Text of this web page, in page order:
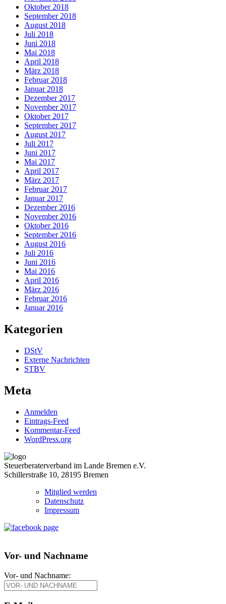
Oktober 2018
September 2018
August 2018
Juli 2018
Juni 2018
Mai 2018
April 2018
März 2018
Februar 2018
Januar 2018
Dezember 2017
November 2017
Oktober 2017
September 2017
August 2017
Juli 2017
Juni 2017
Mai 2017
April 2017
März 2017
Februar 2017
Januar 2017
Dezember 2016
November 2016
Oktober 2016
September 2016
August 2016
Juli 2016
Juni 2016
Mai 2016
April 2016
März 2016
Februar 2016
Januar 2016
Kategorien
DStV
Externe Nachrichten
STBV
Meta
Anmelden
Eintrags-Feed
Kommentar-Feed
WordPress.org
Steuerberaterverband im Lande Bremen e.V.
Schillerstraße 10, 28195 Bremen
Mitglied werden
Datenschutz
Impressum
Vor- und Nachname
Vor- und Nachname: